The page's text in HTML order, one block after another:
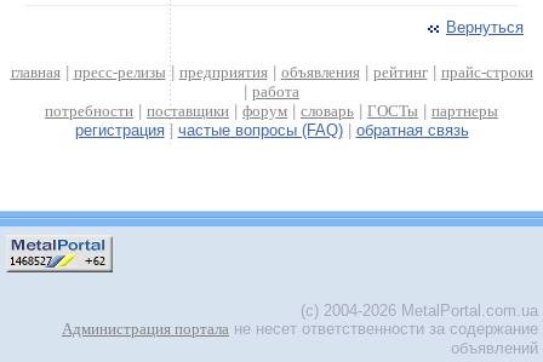
Вернуться
главная| пресс-релизы | предприятия| объявления| рейтинг| прайс-строки
работа
потребности
поставщики форум словарь ГОСТы
партнеры
регистрация| частые вопросы (FAQ)| обратная связь
(c) 2004-2026 MetalPortal.com.ua
Администрация портала не несет ответственности за содержание
объявлений